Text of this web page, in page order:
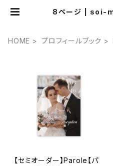
8ページ | soi-
HOME プロフィールブック
【セミオーダー】Parole【パ